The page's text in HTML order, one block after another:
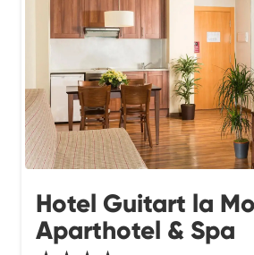
Hotel Guitart la
Aparthotel & Spa